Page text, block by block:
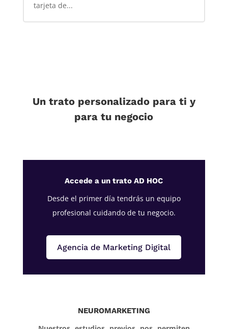
tarjeta de...
Un trato personalizado para ti y
para tu negocio
Accede a un trato AD HOC
Desde el primer día tendrás un equipo
profesional cuidando de tu negocio.
Agencia de Marketing Digital
NEUROMARKETING